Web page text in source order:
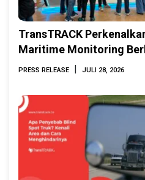
TransTRACK
Maritime Monitoring
INAMARINE 2026
PRESS RELEASE | JULI 28, 2026